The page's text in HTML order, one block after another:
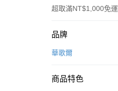
超取滿NT$1,000免運
付款方式
信用卡一次付款
品牌
華歌爾
商品特色